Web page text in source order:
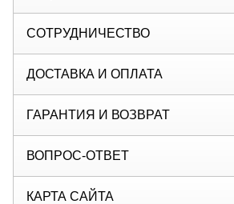
СОТРУДНИЧЕСТВО
ДОСТАВКА И ОПЛАТА
ГАРАНТИЯ И ВОЗВРАТ
ВОПРОС-ОТВЕТ
КАРТА САЙТА